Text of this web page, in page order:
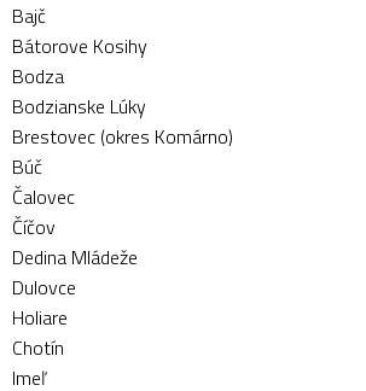
Bajč
Bátorove Kosihy
Bodza
Bodzianske Lúky
Brestovec (okres Komárno)
Búč
Čalovec
Číčov
Dedina Mládeže
Dulovce
Holiare
Chotín
Imeľ